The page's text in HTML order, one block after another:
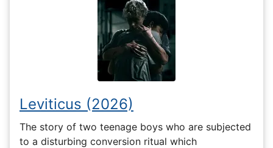
Leviticus (2026)
The story of two teenage boys who are subjected
to a disturbing conversion ritual which